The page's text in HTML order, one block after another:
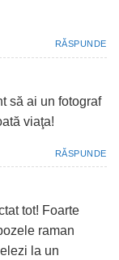
RĂSPUNDE
să ai un fotograf
viaţa!
RĂSPUNDE
tot! Foarte
raman
la un